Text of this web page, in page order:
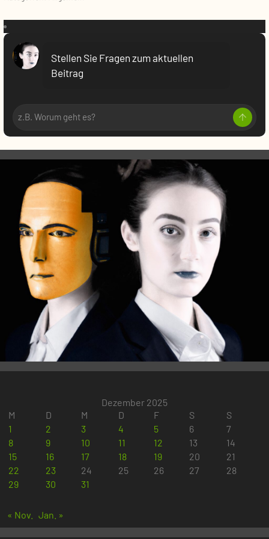
VR:
Stellen Sie Fragen zum aktuellen
Beitrag
Dezember 2025
M
D M D F S
S
1
2 3 4 5 6
7
8
9 10 11 12 13
14
15
16 17 18 19 20
21
22
23 24 25 26 27
28
29
30 31
« Nov. Jan. »